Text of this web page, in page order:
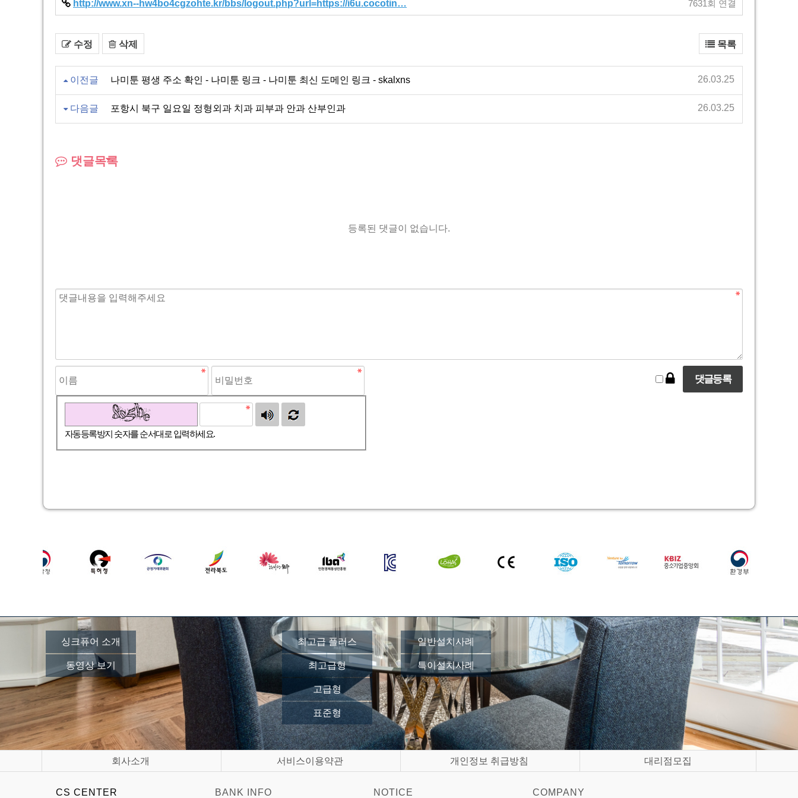
http://www.xn--hw4bo4cgzohte.kr/bbs/logout.php?url=https://i6u.cocotin… 7631회 연결
수정 삭제 목록
이전글 나미툰 평생 주소 확인 - 나미툰 링크 - 나미툰 최신 도메인 링크 - skalxns 26.03.25
다음글 포항시 북구 일요일 정형외과 치과 피부과 안과 산부인과 26.03.25
댓글목록
등록된 댓글이 없습니다.
자동등록방지 숫자를 순서대로 입력하세요.
싱크퓨어 소개
동영상 보기
최고급 플러스
최고급형
고급형
표준형
일반설치사례
특이설치사례
회사소개 서비스이용약관 개인정보 취급방침 대리점모집
CS CENTER BANK INFO NOTICE COMPANY